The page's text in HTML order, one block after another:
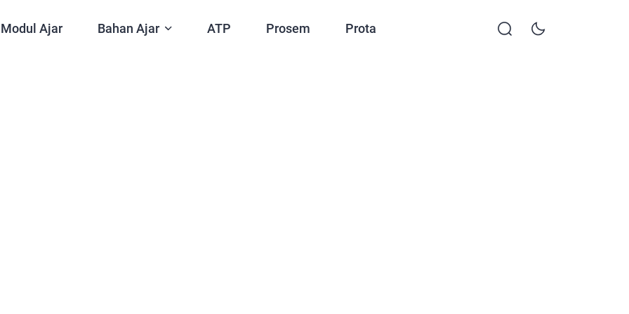
Modul Ajar Bahan Ajar ATP Prosem Prota